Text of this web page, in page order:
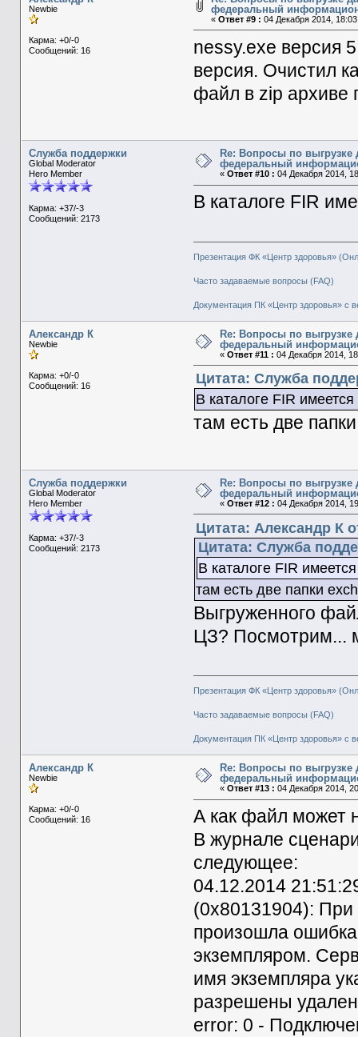
Newbie
Карма: +0/-0
Сообщений: 16
федеральный
« Ответ #9 : 04 Декабря 2014,
nessy.exe версия
версия. Очистил
файл в zip архиве
Служба поддержки
Global Moderator
Hero Member
Карма: +37/-3
Сообщений: 2173
Re: Вопросы по
федеральный
« Ответ #10 : 04 Декабря 2014,
В каталоге FIR
Презентация ФК «Центр здоровья»
Часто задаваемые вопросы (FAQ)
Документация ПК «Центр здоровья» с
Александр К
Newbie
Карма: +0/-0
Сообщений: 16
Re: Вопросы по выгрузке
федеральный
« Ответ #11 : 04 Декабря 2014,
Цитата: Служба
В каталоге FIR
там есть две
Служба поддержки
Global Moderator
Hero Member
Карма: +37/-3
Сообщений: 2173
Re: Вопросы по
федеральный
« Ответ #12 : 04 Декабря 2014,
Цитата: Александр К
Цитата: Служба
В каталоге FIR
там есть две папки
Выгруженного
ЦЗ? Посмотрим...
Презентация ФК «Центр здоровья»
Часто задаваемые вопросы (FAQ)
Документация ПК «Центр здоровья» с
Александр К
Newbie
Карма: +0/-0
Сообщений: 16
Re: Вопросы по
федеральный
« Ответ #13 : 04 Декабря 2014,
А как файл может
В журнале
следующее:
04.12.2014
(0x80131904): При
произошла
экземпляром.
имя экземпляра
разрешены
error: 0 -